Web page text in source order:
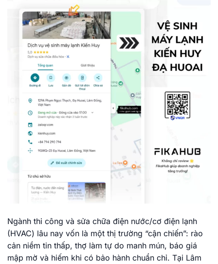
Ngành thi công và sửa chữa điện nước/cơ điện lạnh
(HVAC) lâu nay vốn là một thị trường “cận chiến”: rào
cản niềm tin thấp, thợ làm tự do manh mún, báo giá
mập mờ và hiếm khi có bảo hành chuẩn chỉ. Tại Lâm